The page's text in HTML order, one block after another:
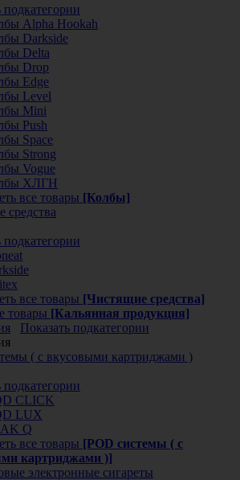
подкатегории
Alpha Hookah
Darkside
Delta
Drop
Edge
Level
Mini
Push
Space
Strong
Vogue
ХЛГН
все товары [Колбы]
средства
подкатегории
все товары [Чистящие средства]
товары [Кальянная продукция]
Показать подкатегории
( с вкусовыми картриджами )
подкатегории
CLICK
LUX
Q
все товары [POD системы ( с
картриджами )]
электронные сигареты